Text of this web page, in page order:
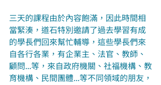
三天的課程由於內容飽滿，因此時間相
當緊湊，道石特別邀請了過去學習有成
的學長們回來幫忙輔導，這些學長們來
自各行各業，有企業主、法官、教師、
顧問...等，來自政府機關、社福機構、教
育機構、民間團體...等不同領域的朋友，